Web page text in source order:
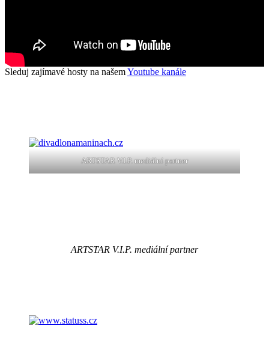
Sleduj zajímavé hosty na našemYoutube kanále
ARTSTAR V.I.P. mediální partner
ARTSTAR V.I.P. mediální partner